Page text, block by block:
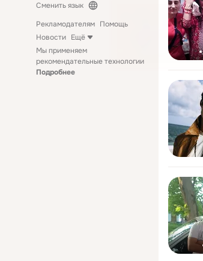
Сменить язык
Рекламодателям Помощь
Новости Ещё
Мы применяем
рекомендательные технологии
Подробнее